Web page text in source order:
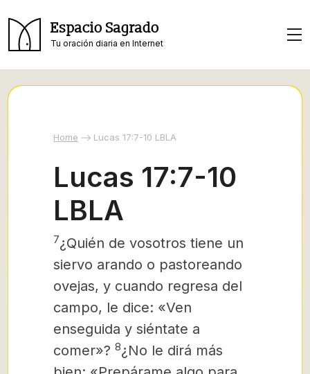
Espacio Sagrado
Tu oración diaria en Internet
Home Lucas 17:7-10 LBLA
Lucas 17:7-10
LBLA
7¿Quién de vosotros tiene un
siervo arando o pastoreando
ovejas, y cuando regresa del
campo, le dice: «Ven
enseguida y siéntate a
comer»? 8¿No le dirá más